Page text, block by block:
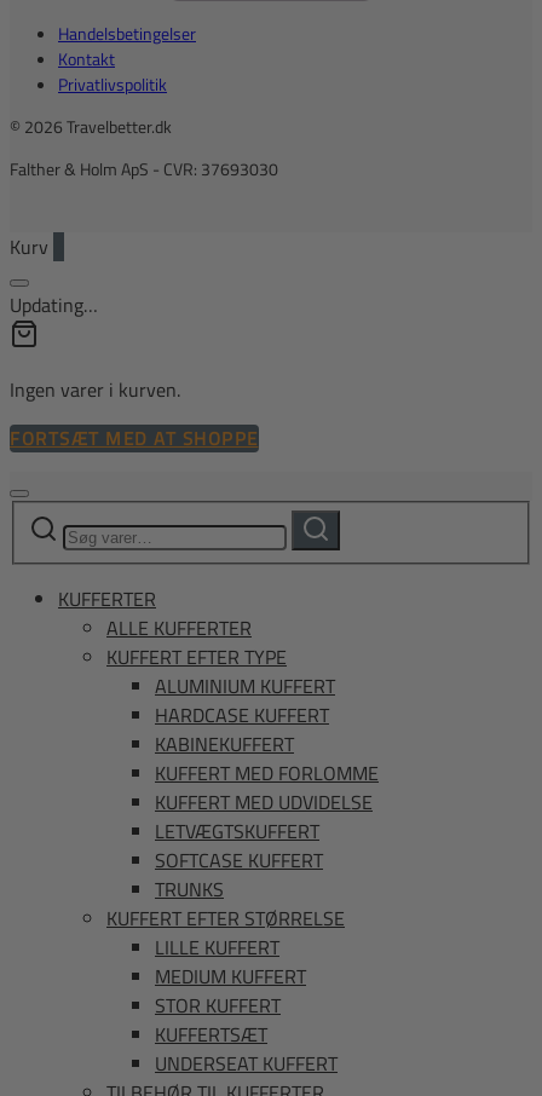
Handelsbetingelser
Kontakt
Privatlivspolitik
© 2026 Travelbetter.dk
Falther & Holm ApS - CVR: 37693030
Kurv
Updating…
Ingen varer i kurven.
FORTSÆT MED AT SHOPPE
Søg
efter:
Søg
KUFFERTER
ALLE KUFFERTER
KUFFERT EFTER TYPE
ALUMINIUM KUFFERT
HARDCASE KUFFERT
KABINEKUFFERT
KUFFERT MED FORLOMME
KUFFERT MED UDVIDELSE
LETVÆGTSKUFFERT
SOFTCASE KUFFERT
TRUNKS
KUFFERT EFTER STØRRELSE
LILLE KUFFERT
MEDIUM KUFFERT
STOR KUFFERT
KUFFERTSÆT
UNDERSEAT KUFFERT